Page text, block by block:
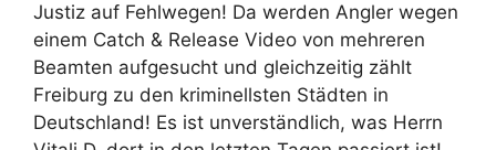
Justiz auf Fehlwegen! Da werden Angler wegen
einem Catch & Release Video von mehreren
Beamten aufgesucht und gleichzeitig zählt
Freiburg zu den kriminellsten Städten in
Deutschland! Es ist unverständlich, was Herrn